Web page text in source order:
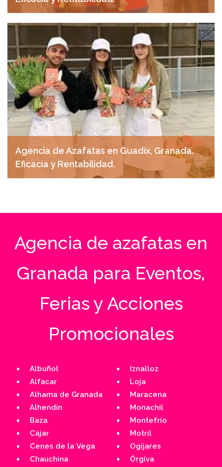
abril 29, 2025
Agencia de Azafatas en Guadix, Granada.
Eficacia y Rentabilidad.
Agencia de azafatas en
Granada para Eventos,
Ferias y Acciones
Promocionales
Albuñol
Alfacar
Alhama de Granada
Alhendín
Baza
Cájar
Cenes de la Vega
Chauchina
Iznalloz
Loja
Maracena
Monachil
Montefrío
Motril
Ogíjares
Órgiva